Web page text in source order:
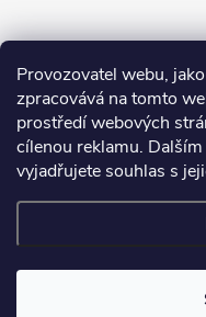
Provozovatel webu,
zpracovává na tomto
prostředí webových
cílenou reklamu.
vyjadřujete souhlas s